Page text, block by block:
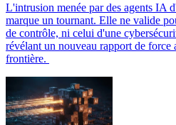
L'intrusion menée par des agents IA
marque un tournant. Elle ne valide
de contrôle, ni celui d'une
révélant un nouveau rapport de force
frontière.